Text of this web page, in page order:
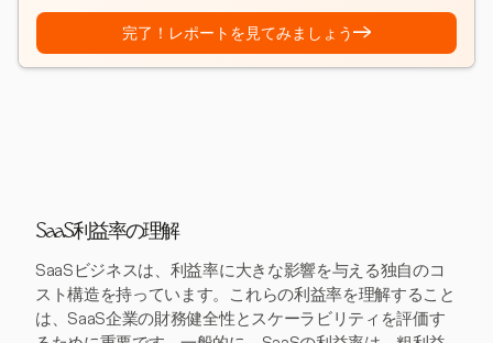
完了！レポートを見てみましょう→
SaaS利益率の理解
SaaSビジネスは、利益率に大きな影響を与える独自のコ
スト構造を持っています。これらの利益率を理解すること
は、SaaS企業の財務健全性とスケーラビリティを評価す